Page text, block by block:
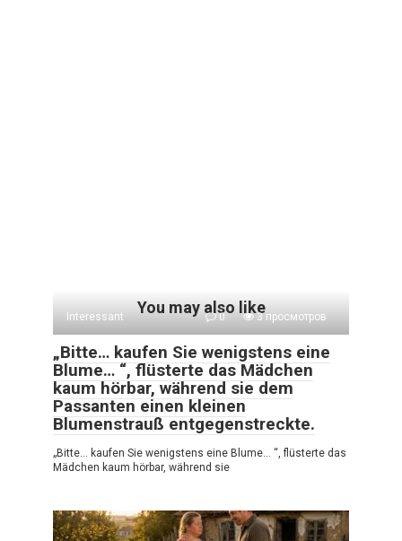
You may also like
Interessant 0 3 просмотров
„Bitte… kaufen Sie wenigstens eine
Blume… “, flüsterte das Mädchen
kaum hörbar, während sie dem
Passanten einen kleinen
Blumenstrauß entgegenstreckte.
„Bitte… kaufen Sie wenigstens eine Blume… “, flüsterte das
Mädchen kaum hörbar, während sie